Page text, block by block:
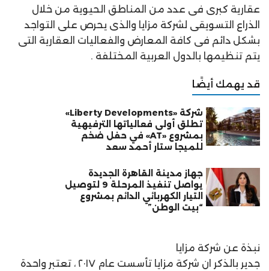
عقارية كبرى فى عدد من المناطق الحيوية من خلال
الذراع التسويقى لشركة مزايا والذى يحرص على التواجد
بشكل دائم فى كافة المعارض والفعاليات العقارية التى
يتم تنظيمها بالدول العربية المختلفة .
قد يهمك أيضًا
شركة «Liberty Developments»
تطلق أولى فعالياتها الترفيهية
بمشروع «AT» في حفل ضخم
للميجا ستار أحمد سعد
جهاز مدينة القاهرة الجديدة
يواصل تنفيذ المرحلة 9 لتوصيل
التيار الكهربائي الدائم بمشروع
“بيت الوطن”
نبذة عن شركة مزايا
جدير بالذكر ان شركة مزايا تأسست عام ٢٠١٧ ، تعتبر واحدة